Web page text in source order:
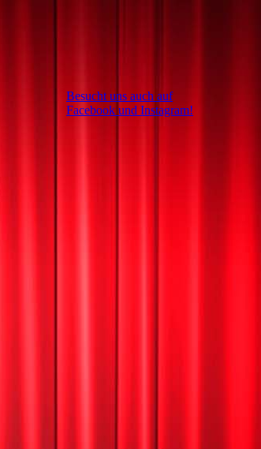
Besucht uns auch auf
Facebook und Instagram!